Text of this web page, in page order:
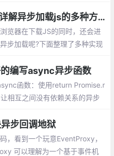
js异步加载方式有哪些？_详解异步加载js的多种方案
览器在下载JS的同时，还会进
步加载呢?下面整理了多种实现
、async属性、defer属性、
编写async异步函数
函数：使用return Promise.r
相互之间没有依赖关系的异步
步回调地狱
，看到一个玩意EventProxy，
可以理解为一个基于事件机